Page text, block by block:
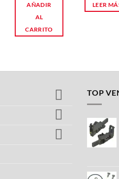
AÑADIR
AL
CARRITO
LEER
TOP